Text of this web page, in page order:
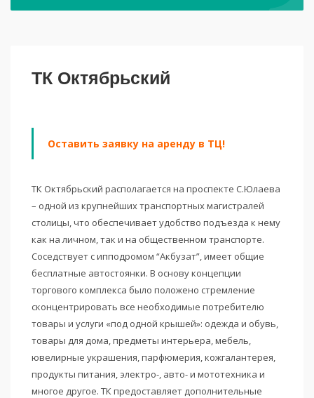
ТК Октябрьский
Оставить заявку на аренду в ТЦ!
ТК Октябрьский располагается на проспекте С.Юлаева
– одной из крупнейших транспортных магистралей
столицы, что обеспечивает удобство подъезда к нему
как на личном, так и на общественном транспорте.
Соседствует с ипподромом “Акбузат”, имеет общие
бесплатные автостоянки. В основу концепции
торгового комплекса было положено стремление
сконцентрировать все необходимые потребителю
товары и услуги «под одной крышей»: одежда и обувь,
товары для дома, предметы интерьера, мебель,
ювелирные украшения, парфюмерия, кожгалантерея,
продукты питания, электро-, авто- и мототехника и
многое другое. ТК предоставляет дополнительные